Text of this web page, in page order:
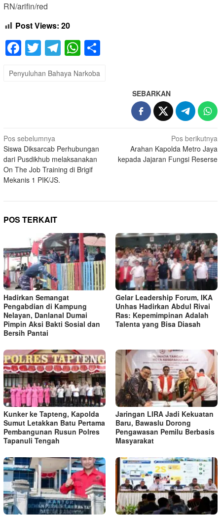
RN/arifin/red
Post Views: 20
Facebook
Twitter
Telegram
WhatsApp
Penyuluhan Bahaya Narkoba
SEBARKAN
Navigasi
pos
Pos sebelumnya
Siswa Diksarcab Perhubungan
dari Pusdikhub melaksanakan
On The Job Training di Brigif
Mekanis 1 PIK/JS.
Pos berikutnya
Arahan Kapolda Metro Jaya
kepada Jajaran Fungsi Reserse
POS TERKAIT
Hadirkan Semangat
Pengabdian di Kampung
Nelayan, Danlanal Dumai
Pimpin Aksi Bakti Sosial dan
Bersih Pantai
Gelar Leadership Forum, IKA
Unhas Hadirkan Abdul Rivai
Ras: Kepemimpinan Adalah
Talenta yang Bisa Diasah
Kunker ke Tapteng, Kapolda
Sumut Letakkan Batu Pertama
Pembangunan Rusun Polres
Tapanuli Tengah
Jaringan LIRA Jadi Kekuatan
Baru, Bawaslu Dorong
Pengawasan Pemilu Berbasis
Masyarakat